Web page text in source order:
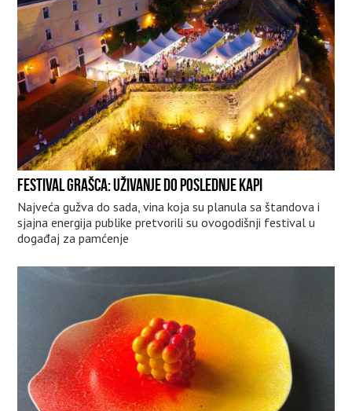
FESTIVAL GRAŠCA: UŽIVANJE DO POSLEDNJE KAPI
Najveća gužva do sada, vina koja su planula sa štandova i
sjajna energija publike pretvorili su ovogodišnji festival u
događaj za pamćenje